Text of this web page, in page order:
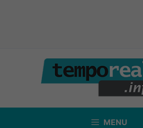
contenuto
MENU